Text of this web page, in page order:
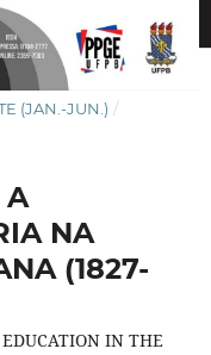
(JAN.-JUN.) /
A
NA
(1827-
IN THE